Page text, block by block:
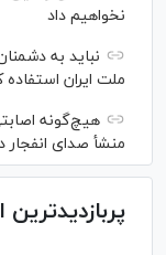
نخواهیم داد
نباید به
ملت ایران استفاده
هیچ‌گونه
منشأ صدای
پربازدیدترین